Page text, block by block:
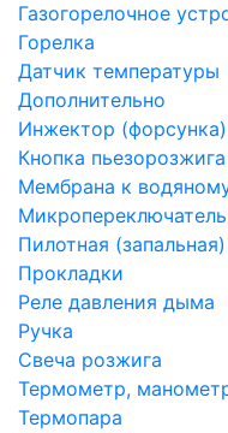
Газогорелочное
Горелка
Датчик температуры
Дополнительно
Инжектор (форсунка)
Кнопка пьезорозжига
Мембрана к
Микропереключатель
Пилотная
Прокладки
Реле давления дыма
Ручка
Свеча розжига
Термометр,
Термопара